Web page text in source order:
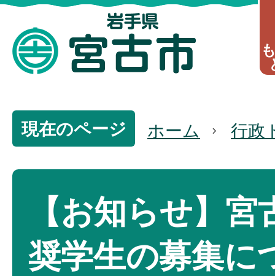
現在のページ ホーム 行政
【お知らせ】宮
奨学生の募集に